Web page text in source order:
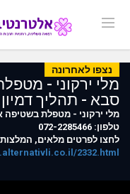
נצפו לאחרונה
מלי ירקוני -
סבא - תהליך
מלי ירקוני - מטפלת בשטיפה
טלפון: 072-2285466
לחצו לפרטים מלאים,
2332.html